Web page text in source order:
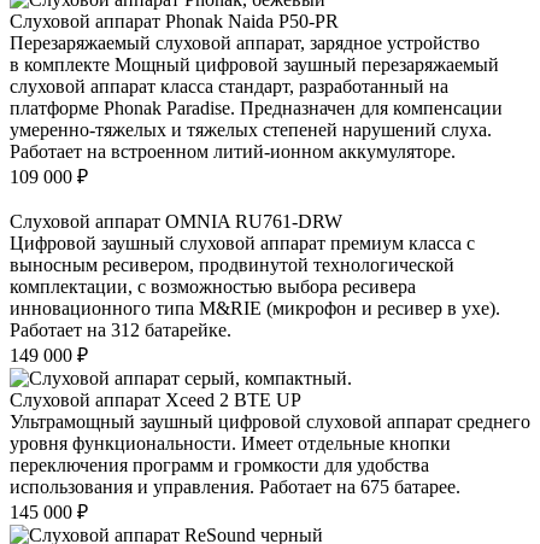
Слуховой аппарат Phonak Naida P50-PR
Перезаряжаемый слуховой аппарат, зарядное устройство
в комплекте Мощный цифровой заушный перезаряжаемый
слуховой аппарат класса стандарт, разработанный на
платформе Phonak Paradise. Предназначен для компенсации
умеренно-тяжелых и тяжелых степеней нарушений слуха.
Работает на встроенном литий-ионном аккумуляторе.
109 000 ₽
Слуховой аппарат OMNIA RU761-DRW
Цифровой заушный слуховой аппарат премиум класса с
выносным ресивером, продвинутой технологической
комплектации, с возможностью выбора ресивера
инновационного типа M&RIE (микрофон и ресивер в ухе).
Работает на 312 батарейке.
149 000 ₽
Слуховой аппарат Xceed 2 BTE UP
Ультрамощный заушный цифровой слуховой аппарат среднего
уровня функциональности. Имеет отдельные кнопки
переключения программ и громкости для удобства
использования и управления. Работает на 675 батарее.
145 000 ₽